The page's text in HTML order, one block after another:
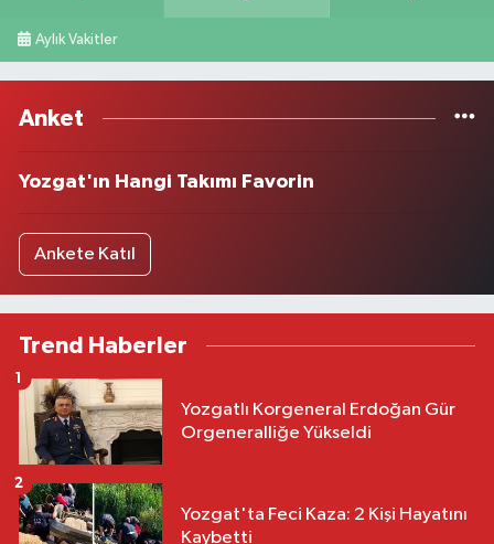
Aylık Vakitler
Anket
Yozgat'ın Hangi Takımı Favorin
Ankete Katıl
Trend Haberler
Yozgatlı Korgeneral Erdoğan Gür
Orgeneralliğe Yükseldi
1
Yozgat'ta Feci Kaza: 2 Kişi Hayatını
Kaybetti
2